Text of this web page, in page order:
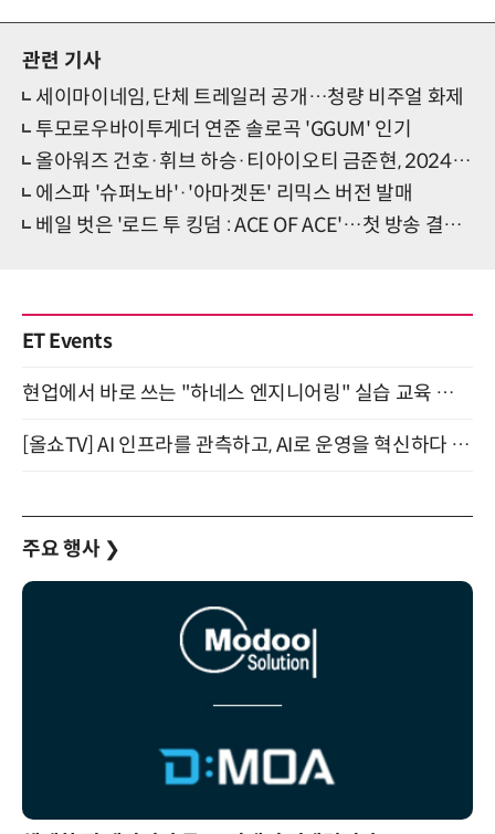
관련 기사
세이마이네임, 단체 트레일러 공개…청량 비주얼 화제
투모로우바이투게더 연준 솔로곡 'GGUM' 인기
올아워즈 건호·휘브 하승·티아이오티 금준현, 2024 '선물' 컬래버레이션
에스파 '슈퍼노바'·'아마겟돈' 리믹스 버전 발매
베일 벗은 '로드 투 킹덤 : ACE OF ACE'…첫 방송 결과는?
ET Events
현업에서 바로 쓰는 "하네스 엔지니어링" 실습 교육 워크숍 8월 20일 개최
[올쇼TV] AI 인프라를 관측하고, AI로 운영을 혁신하다 (8월 11일 생방송)
주요 행사 ❯